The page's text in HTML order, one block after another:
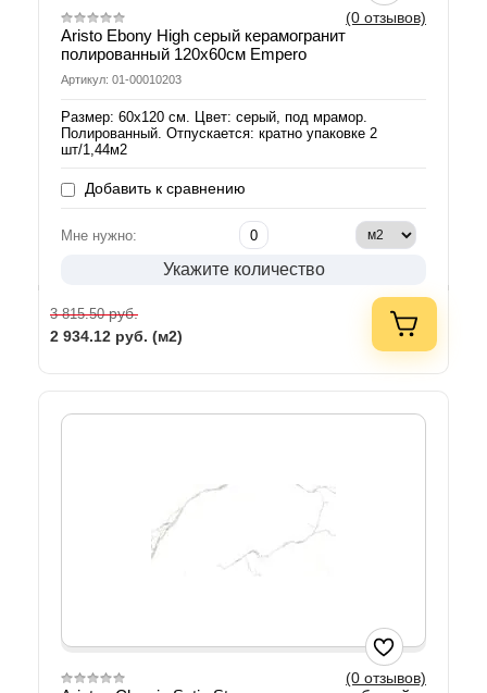
(0 отзывов)
Aristo Ebony High серый керамогранит
полированный 120х60см Empero
Артикул: 01-00010203
Размер: 60х120 см. Цвет: серый, под мрамор.
Полированный. Отпускается: кратно упаковке 2
шт/1,44м2
Добавить к сравнению
Мне нужно:
Укажите количество
3 815.50руб.
2 934.12 руб. (м2)
(0 отзывов)